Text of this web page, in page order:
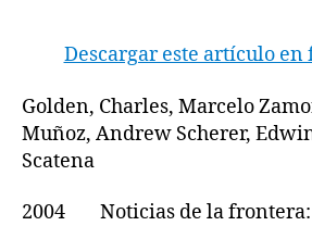
Descargar este artículo en
Golden, Charles, Marcelo
Muñoz, Andrew Scherer,
Scatena
2004 Noticias de la frontera: